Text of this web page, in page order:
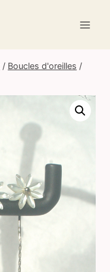
/ Boucles d'oreilles /